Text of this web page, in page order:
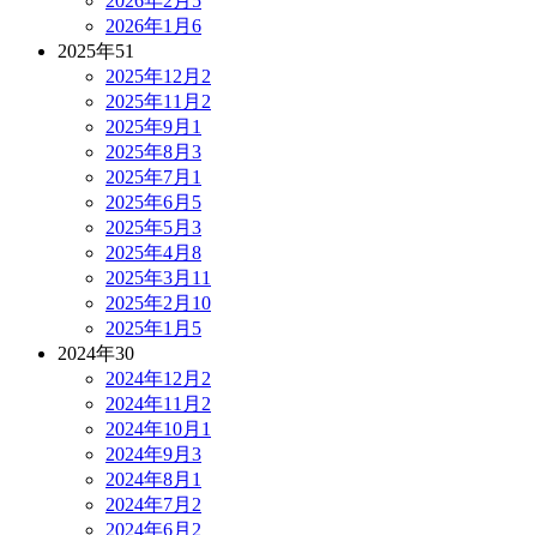
2026年1月 6
2025年51
2025年12月 2
2025年11月 2
2025年9月 1
2025年8月 3
2025年7月 1
2025年6月 5
2025年5月 3
2025年4月 8
2025年3月 11
2025年2月 10
2025年1月 5
2024年30
2024年12月 2
2024年11月 2
2024年10月 1
2024年9月 3
2024年8月 1
2024年7月 2
2024年6月 2